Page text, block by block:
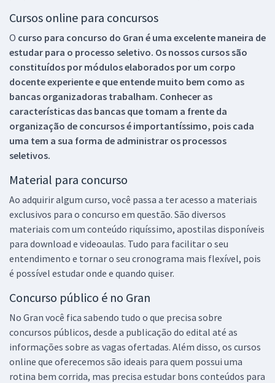
Cursos online para concursos
O curso para concurso do Gran é uma excelente maneira de
estudar para o processo seletivo. Os nossos cursos são
constituídos por módulos elaborados por um corpo
docente experiente e que entende muito bem como as
bancas organizadoras trabalham. Conhecer as
características das bancas que tomam a frente da
organização de concursos é importantíssimo, pois cada
uma tem a sua forma de administrar os processos
seletivos.
Material para concurso
Ao adquirir algum curso, você passa a ter acesso a materiais
exclusivos para o concurso em questão. São diversos
materiais com um conteúdo riquíssimo, apostilas disponíveis
para download e videoaulas. Tudo para facilitar o seu
entendimento e tornar o seu cronograma mais flexível, pois
é possível estudar onde e quando quiser.
Concurso público é no Gran
No Gran você fica sabendo tudo o que precisa sobre
concursos públicos, desde a publicação do edital até as
informações sobre as vagas ofertadas. Além disso, os cursos
online que oferecemos são ideais para quem possui uma
rotina bem corrida, mas precisa estudar bons conteúdos para